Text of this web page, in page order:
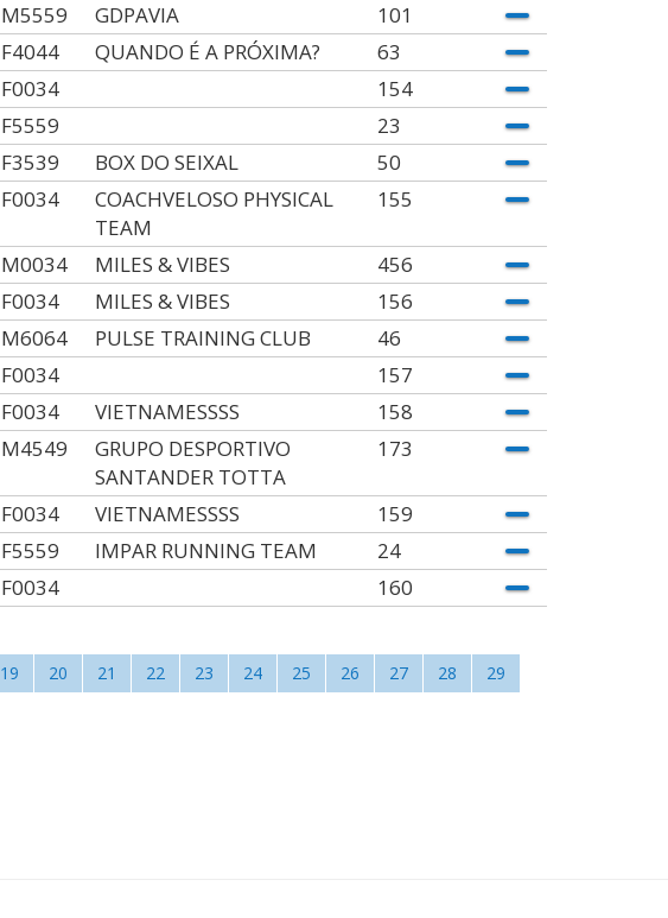
M5559 GDPAVIA
101
F4044 QUANDO É A PRÓXIMA?
63
F0034
154
F5559
23
F3539 BOX DO SEIXAL
50
F0034
COACHVELOSO PHYSICAL
TEAM
155
M0034 MILES & VIBES
456
F0034 MILES & VIBES
156
M6064 PULSE TRAINING CLUB
46
F0034
157
F0034 VIETNAMESSSS
158
M4549
GRUPO DESPORTIVO
SANTANDER TOTTA
173
F0034 VIETNAMESSSS
159
F5559 IMPAR RUNNING TEAM
24
F0034 160
19 20 21 22 23 24 25 26 27 28
29